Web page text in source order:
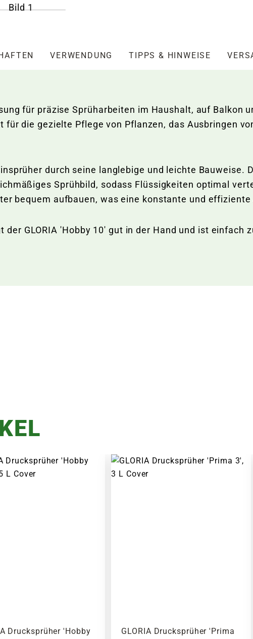
VERWENDUNG TIPPS & HINWEISE
für präzise Sprüharbeiten im Haushalt, auf Balkon
die gezielte Pflege von Pflanzen, das Ausbringen
durch seine langlebige und leichte Bauweise.
Sprühbild, sodass Flüssigkeiten optimal
bequem aufbauen, was eine konstante und
GLORIA 'Hobby 10' gut in der Hand und ist einfach
Drucksprüher 'Hobby
GLORIA Drucksprüher 'Prima